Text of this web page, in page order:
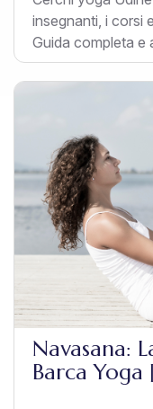
insegnanti, i corsi
Guida completa e
Navasana:
Barca